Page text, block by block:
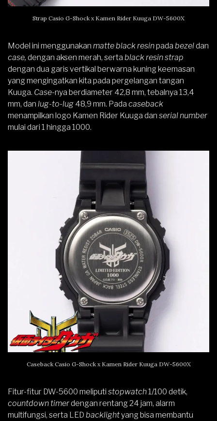
Strap Casio G-Shock x Kamen Rider Kuuga DW-5600X
Model ini menggunakan matte black resinpada bezeldan
case, dengan aksen merah, serta black resin strap
dengan dua garis vertikal berwarna kuning keemasan
yang mengingatkan kita pada pergelangan tangan
Kuuga. Case-nya berdiameter 42,8 mm, tebalnya 13,4
mm, dan lug-to-lug 48,9 mm. Pada caseback
menampilkan logo Kamen Rider Kuuga dan serial number
mulai dari 1 hingga 1000.
Caseback Casio G-Shock x Kamen Rider Kuuga DW-5600X
Fitur-fitur DW-5600 meliputi stopwatch1/100 detik,
countdown timerdengan rentang 24 jam, alarm
multifungsi, serta LED backlightyang bisa membantu